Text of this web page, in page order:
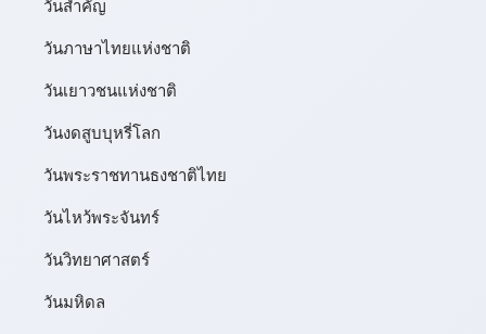
วันสำคัญ
วันภาษาไทยแห่งชาติ
วันเยาวชนแห่งชาติ
วันงดสูบบุหรี่โลก
วันพระราชทานธงชาติไทย
วันไหว้พระจันทร์​
วันวิทยาศาสตร์
วันมหิดล